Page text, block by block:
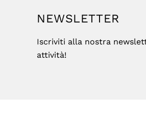
NEWSLETTER
Iscriviti alla nostra
attività!